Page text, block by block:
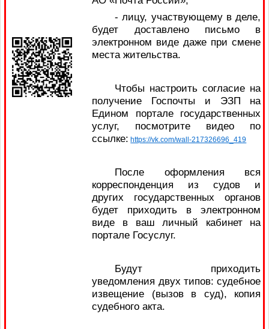
- лицу, участвующему в деле,
будет доставлено письмо в
электронном виде даже при смене
места жительства.
Чтобы настроить согласие на
получение Госпочты и ЭЗП на
Едином портале государственных
услуг, посмотрите видео по
ссылке: https://vk.com/wall-217326696_419
После оформления вся
корреспонденция из судов и
других государственных органов
будет приходить в электронном
виде в ваш личный кабинет на
портале Госуслуг.
Будут приходить
уведомления двух типов: судебное
извещение (вызов в суд), копия
судебного акта.